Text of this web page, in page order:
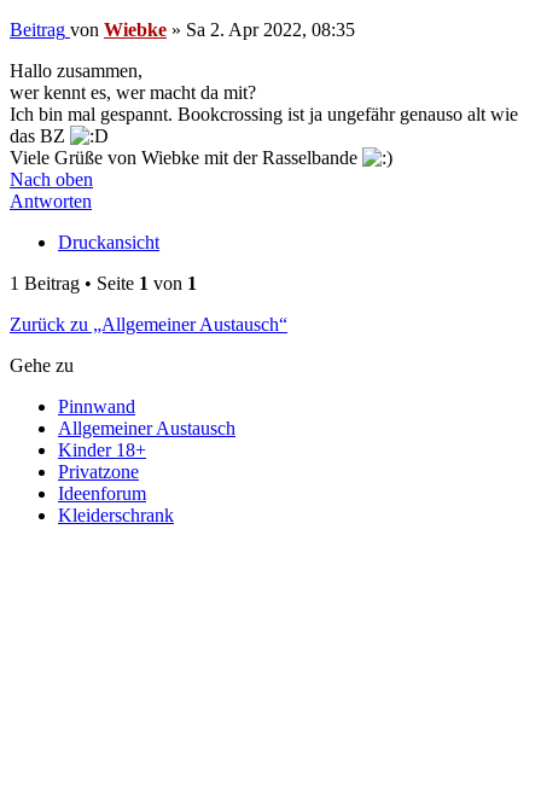
Beitrag von Wiebke » Sa 2. Apr 2022, 08:35
Hallo zusammen,
wer kennt es, wer macht da mit?
Ich bin mal gespannt. Bookcrossing ist ja ungefähr genauso alt wie
das BZ
Viele Grüße von Wiebke mit der Rasselbande
Nach oben
Antworten
Druckansicht
1 Beitrag • Seite 1 von 1
Zurück zu „Allgemeiner Austausch“
Gehe zu
Pinnwand
Allgemeiner Austausch
Kinder 18+
Privatzone
Ideenforum
Kleiderschrank